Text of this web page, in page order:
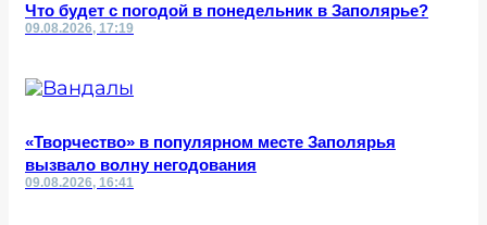
Что будет с погодой в понедельник в Заполярье?
09.08.2026, 17:19
«Творчество» в популярном месте Заполярья
вызвало волну негодования
09.08.2026, 16:41